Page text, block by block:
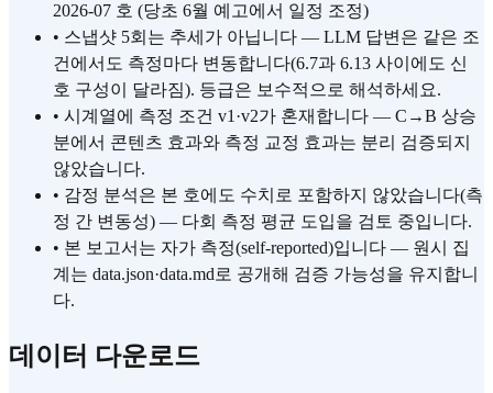
2026-07 호 (당초 6월 예고에서 일정 조정)
• 스냅샷 5회는 추세가 아닙니다 — LLM 답변은 같은 조
건에서도 측정마다 변동합니다(6.7과 6.13 사이에도 신
호 구성이 달라짐). 등급은 보수적으로 해석하세요.
• 시계열에 측정 조건 v1·v2가 혼재합니다 — C→B 상승
분에서 콘텐츠 효과와 측정 교정 효과는 분리 검증되지
않았습니다.
• 감정 분석은 본 호에도 수치로 포함하지 않았습니다(측
정 간 변동성) — 다회 측정 평균 도입을 검토 중입니다.
• 본 보고서는 자가 측정(self-reported)입니다 — 원시 집
계는 data.json·data.md로 공개해 검증 가능성을 유지합니
다.
데이터 다운로드